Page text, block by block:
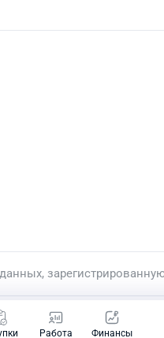
Работа Финансы